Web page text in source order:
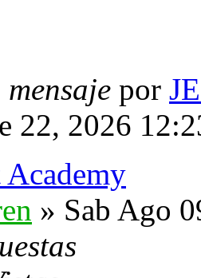
por
22, 2026
» Sab Ago